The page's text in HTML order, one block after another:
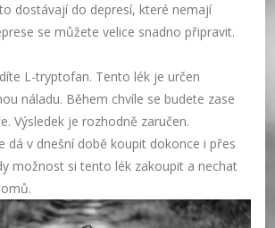
dostávají do depresí, které nemají
se můžete velice snadno připravit.
L-tryptofan. Tento lék je určen
náladu. Během chvíle se budete zase
Výsledek je rozhodně zaručen.
dá v dnešní době koupit dokonce i přes
možnost si tento lék zakoupit a nechat